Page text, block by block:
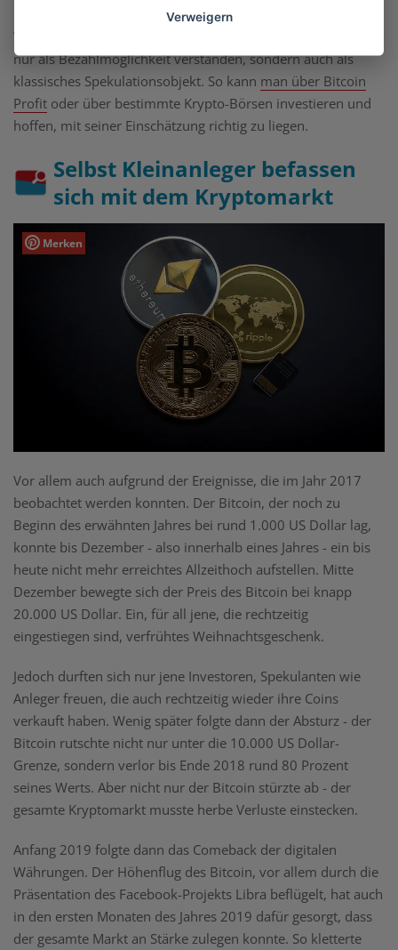
Wie bereits erwähnt, werden Kryptowährungen aber nicht
nur als Bezahlmöglichkeit verstanden, sondern auch als
klassisches Spekulationsobjekt. So kann man über Bitcoin
Profit oder über bestimmte Krypto-Börsen investieren und
hoffen, mit seiner Einschätzung richtig zu liegen.
Selbst Kleinanleger befassen
sich mit dem Kryptomarkt
Merken
Vor allem auch aufgrund der Ereignisse, die im Jahr 2017
beobachtet werden konnten. Der Bitcoin, der noch zu
Beginn des erwähnten Jahres bei rund 1.000 US Dollar lag,
konnte bis Dezember - also innerhalb eines Jahres - ein bis
heute nicht mehr erreichtes Allzeithoch aufstellen. Mitte
Dezember bewegte sich der Preis des Bitcoin bei knapp
20.000 US Dollar. Ein, für all jene, die rechtzeitig
eingestiegen sind, verfrühtes Weihnachtsgeschenk.
Jedoch durften sich nur jene Investoren, Spekulanten wie
Anleger freuen, die auch rechtzeitig wieder ihre Coins
verkauft haben. Wenig später folgte dann der Absturz - der
Bitcoin rutschte nicht nur unter die 10.000 US Dollar-
Grenze, sondern verlor bis Ende 2018 rund 80 Prozent
seines Werts. Aber nicht nur der Bitcoin stürzte ab - der
gesamte Kryptomarkt musste herbe Verluste einstecken.
Anfang 2019 folgte dann das Comeback der digitalen
Währungen. Der Höhenflug des Bitcoin, vor allem durch die
Präsentation des Facebook-Projekts Libra beflügelt, hat auch
in den ersten Monaten des Jahres 2019 dafür gesorgt, dass
der gesamte Markt an Stärke zulegen konnte. So kletterte
Verweigern